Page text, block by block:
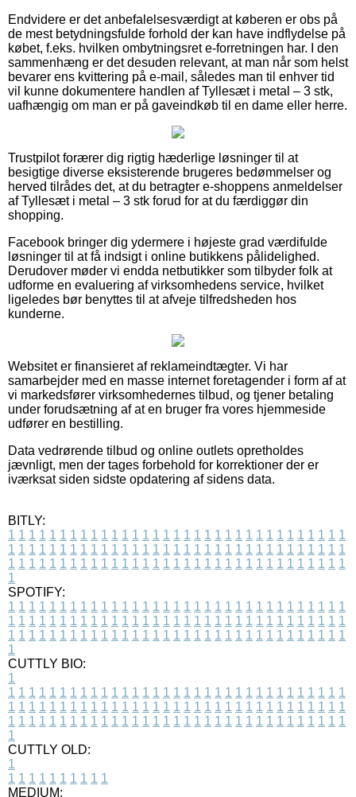
Endvidere er det anbefalelsesværdigt at køberen er obs på
de mest betydningsfulde forhold der kan have indflydelse på
købet, f.eks. hvilken ombytningsret e-forretningen har. I den
sammenhæng er det desuden relevant, at man når som helst
bevarer ens kvittering på e-mail, således man til enhver tid
vil kunne dokumentere handlen af Tyllesæt i metal – 3 stk,
uafhængig om man er på gaveindkøb til en dame eller herre.
Trustpilot forærer dig rigtig hæderlige løsninger til at
besigtige diverse eksisterende brugeres bedømmelser og
herved tilrådes det, at du betragter e-shoppens anmeldelser
af Tyllesæt i metal – 3 stk forud for at du færdiggør din
shopping.
Facebook bringer dig ydermere i højeste grad værdifulde
løsninger til at få indsigt i online butikkens pålidelighed.
Derudover møder vi endda netbutikker som tilbyder folk at
udforme en evaluering af virksomhedens service, hvilket
ligeledes bør benyttes til at afveje tilfredsheden hos
kunderne.
Websitet er finansieret af reklameindtægter. Vi har
samarbejder med en masse internet foretagender i form af at
vi markedsfører virksomhedernes tilbud, og tjener betaling
under forudsætning af at en bruger fra vores hjemmeside
udfører en bestilling.
Data vedrørende tilbud og online outlets opretholdes
jævnligt, men der tages forbehold for korrektioner der er
iværksat siden sidste opdatering af sidens data.
BITLY:
1 1 1 1 1 1 1 1 1 1 1 1 1 1 1 1 1 1 1 1 1 1 1 1 1 1 1 1 1 1 1 1 1
1 1 1 1 1 1 1 1 1 1 1 1 1 1 1 1 1 1 1 1 1 1 1 1 1 1 1 1 1 1 1 1 1
1 1 1 1 1 1 1 1 1 1 1 1 1 1 1 1 1 1 1 1 1 1 1 1 1 1 1 1 1 1 1 1 1
1
SPOTIFY:
1 1 1 1 1 1 1 1 1 1 1 1 1 1 1 1 1 1 1 1 1 1 1 1 1 1 1 1 1 1 1 1 1
1 1 1 1 1 1 1 1 1 1 1 1 1 1 1 1 1 1 1 1 1 1 1 1 1 1 1 1 1 1 1 1 1
1 1 1 1 1 1 1 1 1 1 1 1 1 1 1 1 1 1 1 1 1 1 1 1 1 1 1 1 1 1 1 1 1
1
CUTTLY BIO:
1
1 1 1 1 1 1 1 1 1 1 1 1 1 1 1 1 1 1 1 1 1 1 1 1 1 1 1 1 1 1 1 1 1
1 1 1 1 1 1 1 1 1 1 1 1 1 1 1 1 1 1 1 1 1 1 1 1 1 1 1 1 1 1 1 1 1
1 1 1 1 1 1 1 1 1 1 1 1 1 1 1 1 1 1 1 1 1 1 1 1 1 1 1 1 1 1 1 1 1
1
CUTTLY OLD:
1
1 1 1 1 1 1 1 1 1 1
MEDIUM: